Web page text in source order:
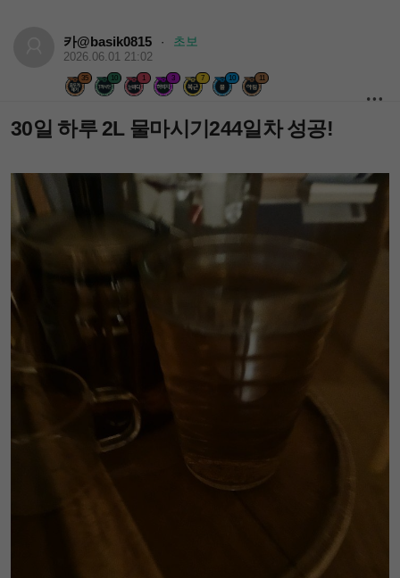
카@basik0815 · 초보
2026.06.01 21:02
35 10 1 3 7 10 11
30일 하루 2L 물마시기244일차 성공!